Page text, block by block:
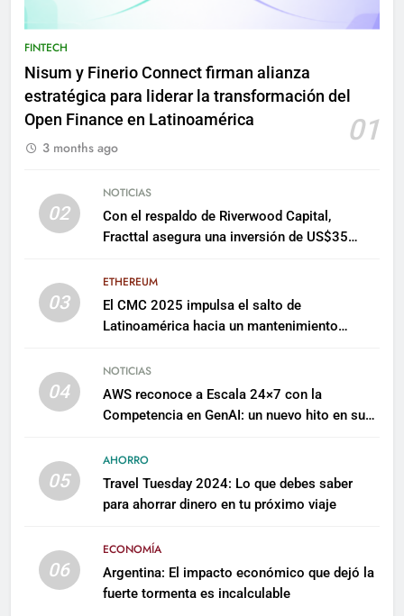
FINTECH
Nisum y Finerio Connect firman alianza
estratégica para liderar la transformación del
Open Finance en Latinoamérica
01
3 months ago
02
NOTICIAS
Con el respaldo de Riverwood Capital,
Fracttal asegura una inversión de US$35
03
ETHEREUM
El CMC 2025 impulsa el salto de
Latinoamérica hacia un mantenimiento
04
NOTICIAS
AWS reconoce a Escala 24×7 con la
Competencia en GenAI: un nuevo hito en su
05
AHORRO
Travel Tuesday 2024: Lo que debes saber
para ahorrar dinero en tu próximo viaje
06
ECONOMÍA
Argentina: El impacto económico que dejó la
fuerte tormenta es incalculable